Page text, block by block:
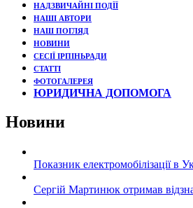
НАДЗВИЧАЙНІ ПОДЇЇ
НАШІ АВТОРИ
НАШ ПОГЛЯД
НОВИНИ
СЕСІЇ ІРПІНЬРАДИ
СТАТТІ
ФОТОГАЛЕРЕЯ
ЮРИДИЧНА ДОПОМОГА
Новини
Показник електромобілізації в
Сергій Мартинюк отримав